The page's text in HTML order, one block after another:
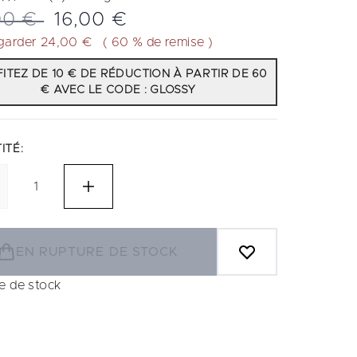
4
avis.
Lien
la
même
page.
vente :
€ Prix ​​actuel :
16,00 €
24,00 € ( 60 % de remise )
DE 10 € DE RÉDUCTION À PARTIR DE 60
€ AVEC LE CODE : GLOSSY
EN RUPTURE DE STOCK
de stock